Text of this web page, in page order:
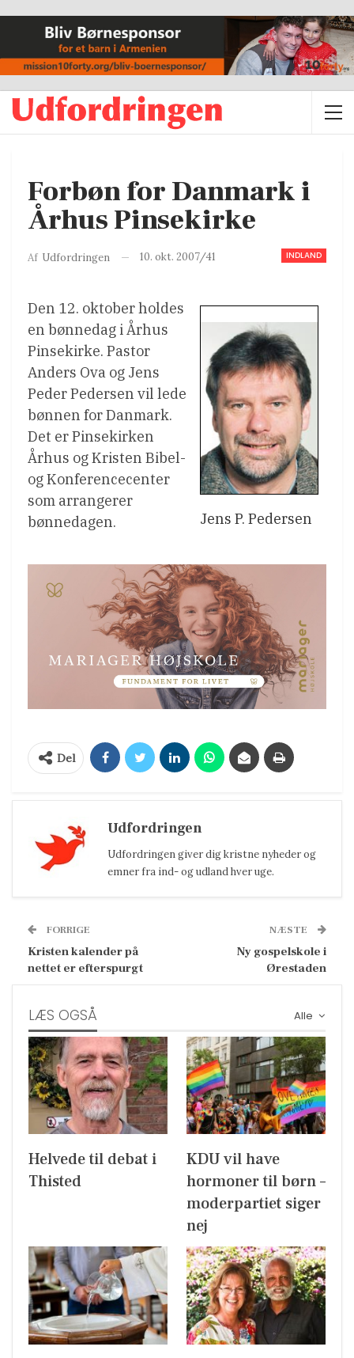
Forbøn for Danmark i
Århus Pinsekirke
INDLAND
Af Udfordringen 10. okt. 2007/41
Jens P. Pedersen
Den 12. oktober holdes
en bønnedag i Århus
Pinsekirke. Pastor
Anders Ova og Jens
Peder Pedersen vil lede
bønnen for Danmark.
Det er Pinsekirken
Århus og Kristen Bibel-
og Konferencecenter
som arrangerer
bønnedagen.
Del
Udfordringen
Udfordringen giver dig kristne nyheder og
emner fra ind- og udland hver uge.
FORRIGE
Kristen kalender på
nettet er efterspurgt
NÆSTE
Ny gospelskole i
Ørestaden
Alle
LÆS OGSÅ
Helvede til debat i
Thisted
KDU vil have
hormoner til børn –
moderpartiet siger
nej